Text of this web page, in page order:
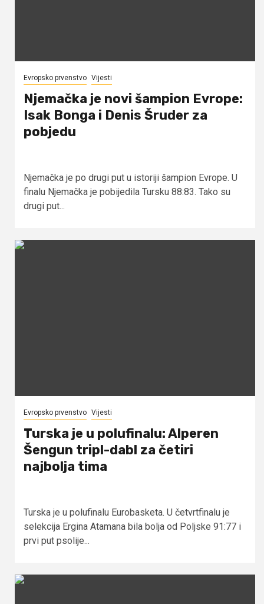
Evropsko prvenstvo Vijesti
Njemačka je novi šampion Evrope:
Isak Bonga i Denis Šruder za
pobjedu
Njemačka je po drugi put u istoriji šampion Evrope. U
finalu Njemačka je pobijedila Tursku 88:83. Tako su
drugi put...
Evropsko prvenstvo Vijesti
Turska je u polufinalu: Alperen
Šengun tripl-dabl za četiri
najbolja tima
Turska je u polufinalu Eurobasketa. U četvrtfinalu je
selekcija Ergina Atamana bila bolja od Poljske 91:77 i
prvi put psolije...